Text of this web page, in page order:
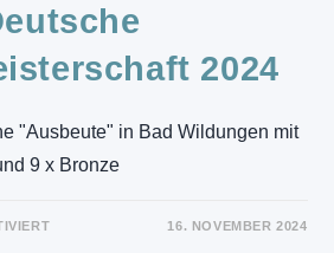
2024
"Ausbeute" in Bad Wildungen mit
9 x Bronze
FÜR
16. NOVEMBER 2024